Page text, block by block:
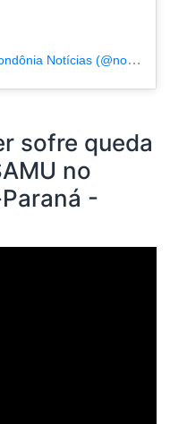
Um post compartilhado por Nova Rondônia Notícias (@novarondonia)
sofre queda
no
-